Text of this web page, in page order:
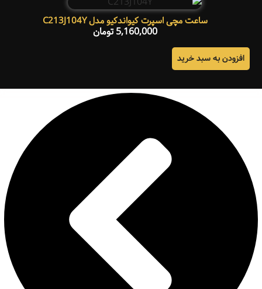
ساعت مچی اسپرت کیواندکیو مدل C213J104Y
5,160,000 تومان
افزودن به سبد خرید